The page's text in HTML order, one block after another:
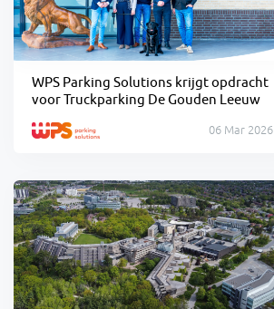
WPS Parking Solutions krijgt opdracht
voor Truckparking De Gouden Leeuw
06 Mar 2026